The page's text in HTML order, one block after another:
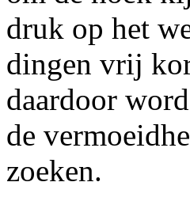
druk op het
dingen vrij
daardoor
de
zoeken.